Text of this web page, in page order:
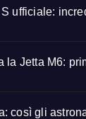
ufficiale:
la Jetta M6:
così gli